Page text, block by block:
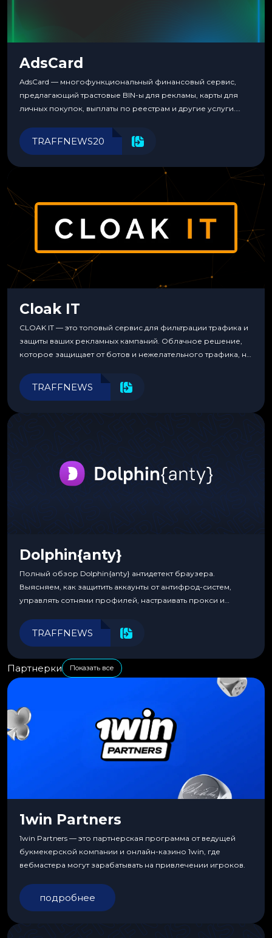
AdsCard
AdsCard — многофункциональный финансовый сервис,
предлагающий трастовые BIN-ы для рекламы, карты для
личных покупок, выплаты по реестрам и другие услуги.
инструменты для управления финансами.
TRAFFNEWS20
Cloak IT
CLOAK IT — это топовый сервис для фильтрации трафика и
защиты ваших рекламных кампаний. Облачное решение,
которое защищает от ботов и нежелательного трафика, не
программирования.
TRAFFNEWS
Dolphin{anty}
Полный обзор Dolphin{anty} антидетект браузера.
Выясняем, как защитить аккаунты от антифрод-систем,
управлять сотнями профилей, настраивать прокси и
эффективности.
TRAFFNEWS
Партнерки Показать все
1win Partners
1win Partners — это партнерская программа от ведущей
букмекерской компании и онлайн-казино 1win, где
вебмастера могут зарабатывать на привлечении игроков.
подробнее